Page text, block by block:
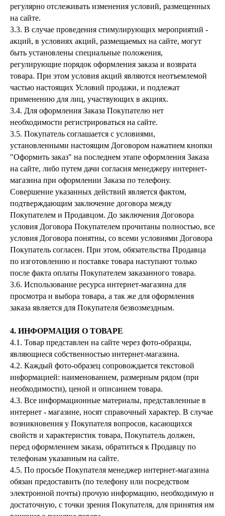
регулярно отслеживать изменения условий, размещенных
на сайте.
3.3. В случае проведения стимулирующих мероприятий -
акций, в условиях акций, размещаемых на сайте, могут
быть установлены специальные положения,
регулирующие порядок оформления заказа и возврата
товара. При этом условия акций являются неотъемлемой
частью настоящих Условий продажи, и подлежат
применению для лиц, участвующих в акциях.
3.4. Для оформления Заказа Покупателю нет
необходимости регистрироваться на сайте.
3.5. Покупатель соглашается с условиями,
установленными настоящим Договором нажатием кнопки
"Оформить заказ" на последнем этапе оформления Заказа
на сайте, либо путем дачи согласия менеджеру интернет-
магазина при оформлении Заказа по телефону.
Совершение указанных действий является фактом,
подтверждающим заключение договора между
Покупателем и Продавцом. До заключения Договора
условия Договора Покупателем прочитаны полностью, все
условия Договора понятны, со всеми условиями Договора
Покупатель согласен. При этом, обязательства Продавца
по изготовлению и поставке товара наступают только
после факта оплаты Покупателем заказанного товара.
3.6. Использование ресурса интернет-магазина для
просмотра и выбора товара, а так же для оформления
заказа является для Покупателя безвозмездным.
4. ИНФОРМАЦИЯ О ТОВАРЕ
4.1. Товар представлен на сайте через фото-образцы,
являющиеся собственностью интернет-магазина.
4.2. Каждый фото-образец сопровождается текстовой
информацией: наименованием, размерным рядом (при
необходимости), ценой и описанием товара.
4.3. Все информационные материалы, представленные в
интернет - магазине, носят справочный характер. В случае
возникновения у Покупателя вопросов, касающихся
свойств и характеристик товара, Покупатель должен,
перед оформлением заказа, обратиться к Продавцу по
телефонам указанным на сайте.
4.5. По просьбе Покупателя менеджер интернет-магазина
обязан предоставить (по телефону или посредством
электронной почты) прочую информацию, необходимую и
достаточную, с точки зрения Покупателя, для принятия им